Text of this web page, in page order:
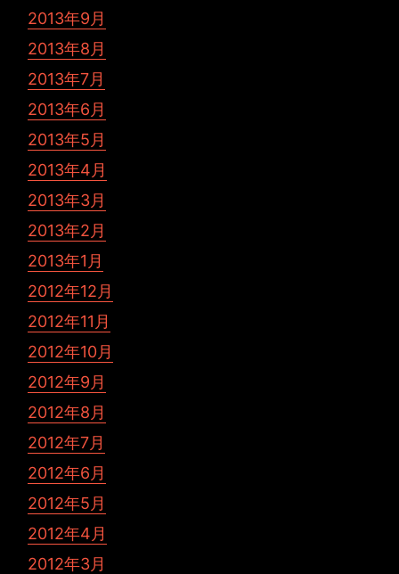
2013年9月
2013年8月
2013年7月
2013年6月
2013年5月
2013年4月
2013年3月
2013年2月
2013年1月
2012年12月
2012年11月
2012年10月
2012年9月
2012年8月
2012年7月
2012年6月
2012年5月
2012年4月
2012年3月